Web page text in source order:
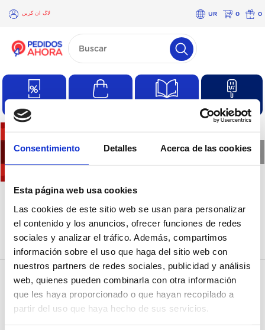
Consentimiento Detalles Acerca de las cookies
Esta página web usa cookies
Las cookies de este sitio web se usan para personalizar
el contenido y los anuncios, ofrecer funciones de redes
sociales y analizar el tráfico. Además, compartimos
información sobre el uso que haga del sitio web con
nuestros partners de redes sociales, publicidad y análisis
web, quienes pueden combinarla con otra información
que les haya proporcionado o que hayan recopilado a
partir del uso que haya hecho de sus servicios.
لاگ ان کریں UR 0 0
×
لاگ
کریں
❮ ❯
اس زمرہ میں مصنوعات نہیں
ہیں
رجسٹر ہونا